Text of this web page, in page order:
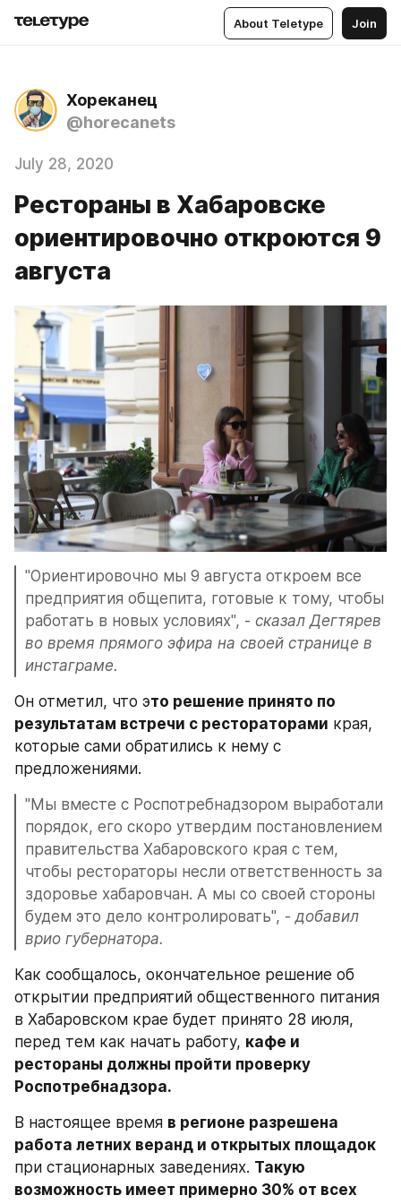
About Teletype Join
Хореканец
@horecanets
July 28, 2020
Рестораны в Хабаровске
ориентировочно откроются 9
августа
"Ориентировочно мы 9 августа откроем все
предприятия общепита, готовые к тому, чтобы
работать в новых условиях", - сказал Дегтярев
во время прямого эфира на своей странице в
инстаграме.
Он отметил, что это решение принято по
результатам встречи с рестораторами края,
которые сами обратились к нему с
предложениями.
"Мы вместе с Роспотребнадзором выработали
порядок, его скоро утвердим постановлением
правительства Хабаровского края с тем,
чтобы рестораторы несли ответственность за
здоровье хабаровчан. А мы со своей стороны
будем это дело контролировать", - добавил
врио губернатора.
Как сообщалось, окончательное решение об
открытии предприятий общественного питания
в Хабаровском крае будет принято 28 июля,
перед тем как начать работу, кафе и
рестораны должны пройти проверку
Роспотребнадзора.
В настоящее время в регионе разрешена
работа летних веранд и открытых площадок
при стационарных заведениях. Такую
возможность имеет примерно 30% от всех